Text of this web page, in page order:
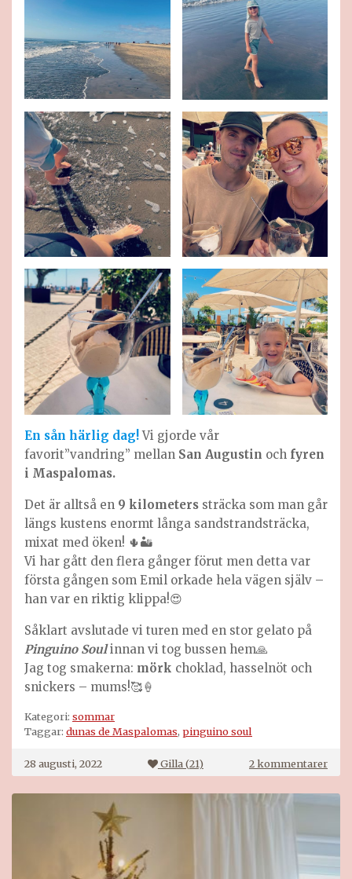
En sån härlig dag!Vi gjorde vår
favorit”vandring” mellan San Augustin och fyren
i Maspalomas.
Det är alltså en 9 kilometers sträcka som man går
längs kustens enormt långa sandstrandsträcka,
mixat med öken! 🌵🏜
Vi har gått den flera gånger förut men detta var
första gången som Emil orkade hela vägen själv –
han var en riktig klippa!😍
Såklart avslutade vi turen med en stor gelato på
Pinguino Soulinnan vi tog bussen hem🙏
Jag tog smakerna: mörk choklad, hasselnöt och
snickers – mums!🥰🍦
Kategori: sommar
Taggar: dunas de Maspalomas, pinguino soul
28 augusti, 2022 Gilla (21) 2 kommentarertill
En
dag